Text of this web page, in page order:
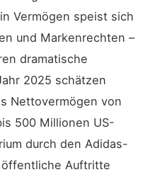
Vermögen speist sich
und Markenrechten –
dramatische
2025 schätzen
Nettovermögen von
500 Millionen US-
durch den Adidas-
Auftritte